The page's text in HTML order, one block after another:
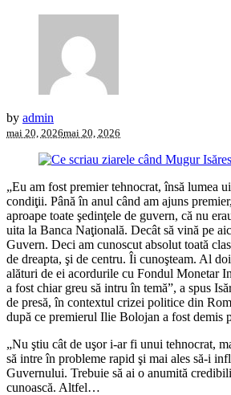
by admin
mai 20, 2026mai 20, 2026
„Eu am fost premier tehnocrat, însă lumea
condiţii. Până în anul când am ajuns
aproape toate şedinţele de guvern, că nu
uita la Banca Naţională. Decât să vină pe
Guvern. Deci am cunoscut absolut toată
de dreapta, şi de centru. Îi cunoşteam. Al
alături de ei acordurile cu Fondul Monetar
a fost chiar greu să intru în temă”, a spus
de presă, în contextul crizei politice din
după ce premierul Ilie Bolojan a fost demis
„Nu ştiu cât de uşor i-ar fi unui tehnocrat,
să intre în probleme rapid şi mai ales să-i
Guvernului. Trebuie să ai o anumită
cunoască. Altfel…